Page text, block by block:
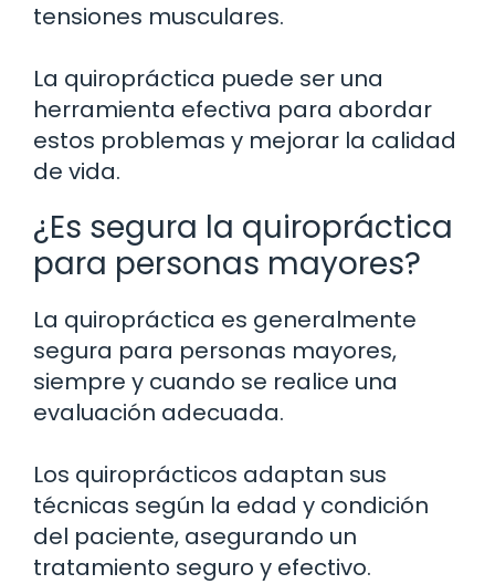
tensiones musculares.
La quiropráctica puede ser una
herramienta efectiva para abordar
estos problemas y mejorar la calidad
de vida.
¿Es segura la quiropráctica
para personas mayores?
La quiropráctica es generalmente
segura para personas mayores,
siempre y cuando se realice una
evaluación adecuada.
Los quiroprácticos adaptan sus
técnicas según la edad y condición
del paciente, asegurando un
tratamiento seguro y efectivo.